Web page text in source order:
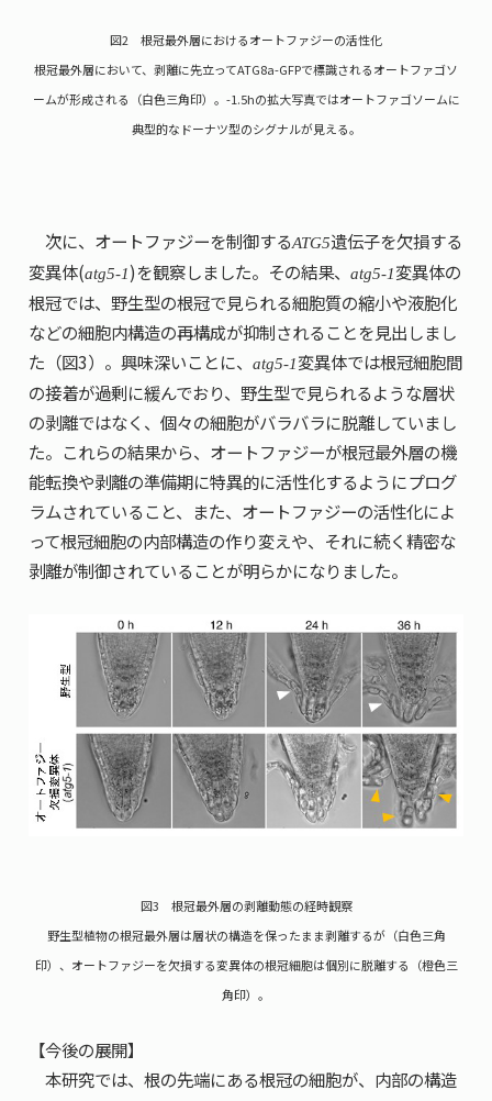
図2 根冠最外層におけるオートファジーの活性化
根冠最外層において、剥離に先立ってATG8a-GFPで標識されるオートファゴソ
ームが形成される（白色三角印）。-1.5hの拡大写真ではオートファゴソームに
典型的なドーナツ型のシグナルが見える。
次に、オートファジーを制御するATG5遺伝子を欠損する
変異体(atg5-1)を観察しました。その結果、atg5-1変異体の
根冠では、野生型の根冠で見られる細胞質の縮小や液胞化
などの細胞内構造の再構成が抑制されることを見出しまし
た（図3）。興味深いことに、atg5-1変異体では根冠細胞間
の接着が過剰に緩んでおり、野生型で見られるような層状
の剥離ではなく、個々の細胞がバラバラに脱離していまし
た。これらの結果から、オートファジーが根冠最外層の機
能転換や剥離の準備期に特異的に活性化するようにプログ
ラムされていること、また、オートファジーの活性化によ
って根冠細胞の内部構造の作り変えや、それに続く精密な
剥離が制御されていることが明らかになりました。
図3 根冠最外層の剥離動態の経時観察
野生型植物の根冠最外層は層状の構造を保ったまま剥離するが（白色三角
印）、オートファジーを欠損する変異体の根冠細胞は個別に脱離する（橙色三
角印）。
【今後の展開】
本研究では、根の先端にある根冠の細胞が、内部の構造